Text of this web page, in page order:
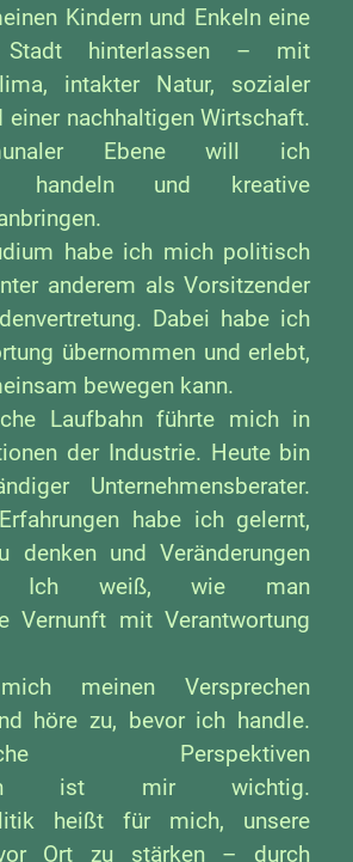
Kindern und Enkeln eine
Stadt hinterlassen – mit
intakter Natur, sozialer
einer nachhaltigen Wirtschaft.
Ebene will ich
handeln und kreative
habe ich mich politisch
anderem als Vorsitzender
Dabei habe ich
übernommen und erlebt,
bewegen kann.
Laufbahn führte mich in
der Industrie. Heute bin
Unternehmensberater.
habe ich gelernt,
denken und Veränderungen
Ich weiß, wie man
Vernunft mit Verantwortung
meinen Versprechen
höre zu, bevor ich handle.
Perspektiven
ist mir wichtig.
heißt für mich, unsere
Ort zu stärken – durch